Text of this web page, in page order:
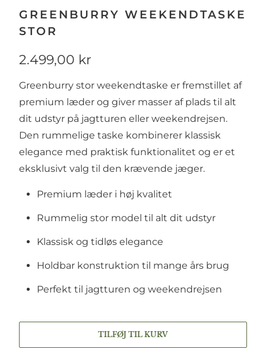
GREENBURRY WEEKENDTASKE
STOR
2.499,00 kr
Greenburry stor weekendtaske er fremstillet af
premium læder og giver masser af plads til alt
dit udstyr på jagtturen eller weekendrejsen.
Den rummelige taske kombinerer klassisk
elegance med praktisk funktionalitet og er et
eksklusivt valg til den krævende jæger.
Premium læder i høj kvalitet
Rummelig stor model til alt dit udstyr
Klassisk og tidløs elegance
Holdbar konstruktion til mange års brug
Perfekt til jagtturen og weekendrejsen
TILFØJ TIL KURV